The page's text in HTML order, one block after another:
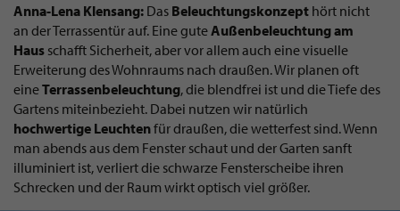
Anna-Lena Klensang: Das Beleuchtungskonzept hört nicht
an der Terrassentür auf. Eine guteAußenbeleuchtungam
Haus schafft Sicherheit, aber vor allem auch eine visuelle
Erweiterung des Wohnraums nach draußen. Wir planen oft
eineTerrassenbeleuchtung, die blendfrei ist und die Tiefe des
Gartens miteinbezieht. Dabei nutzen wir natürlich
hochwertige Leuchtenfür draußen, die wetterfest sind. Wenn
man abends aus dem Fenster schaut und der Garten sanft
illuminiert ist, verliert die schwarze Fensterscheibe ihren
Schrecken und der Raum wirkt optisch viel größer.